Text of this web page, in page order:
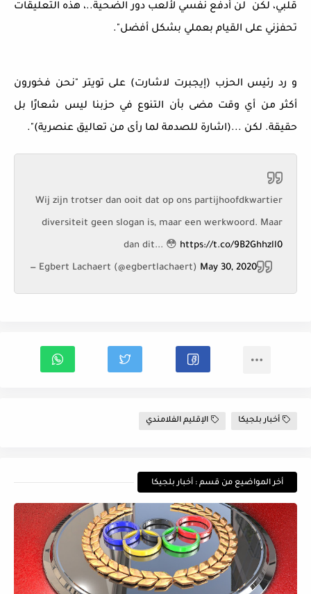
قلبي، لكن لن أدفع نفسي لألعب دور الضحية..، هذه التعليقات
تحفزني على القيام بعملي بشكل أفضل".
و رد رئيس الحزب (إيجبرت لاشارت) على تويتر "نحن فخورون
أكثر من أي وقت مضى بأن التنوع في حزبنا ليس شعارًا بل
حقيقة. لكن ...(اشارة للصدمة لما رأى من تعاليق عنصرية)".
Wij zijn trotser dan ooit dat op ons partijhoofdkwartier
diversiteit geen slogan is, maar een werkwoord. Maar
dan dit... 😳 https://t.co/9B2Ghhzll0
— Egbert Lachaert (@egbertlachaert) May 30, 2020
أخبار بلجيكا الإقليم الفلامندي
أخر المواضيع من قسم : أخبار بلجيكا